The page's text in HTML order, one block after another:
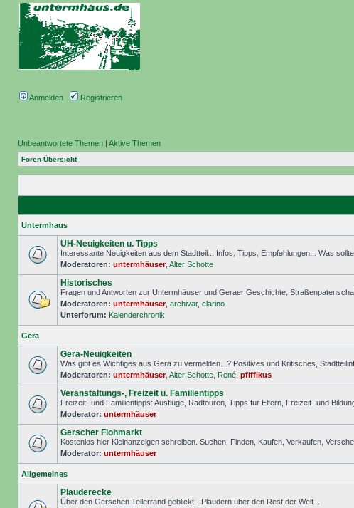
Anmelden Registrieren
Unbeantwortete Themen | Aktive Themen
Foren-Übersicht
Untermhaus
UH-Neuigkeiten u. Tipps
Interessante Neuigkeiten aus dem Stadtteil... Infos, Tipps, Empfehlungen... Was
Moderatoren: untermhäuser, Alter Schotte
Historisches
Fragen und Antworten zur Untermhäuser und Geraer Geschichte,
Moderatoren: untermhäuser, archivar, clarino
Unterforum: Kalenderchronik
Gera
Gera-Neuigkeiten
Was gibt es Wichtiges aus Gera zu vermelden...? Positives und Kritisches,
Moderatoren: untermhäuser, Alter Schotte René pfiffikus
Veranstaltungs-, Freizeit u. Familientipps
Freizeit- und Familientipps: Ausflüge, Radtouren, Tipps für Eltern, Freizeit- und
Moderator: untermhäuser
Gerscher Flohmarkt
Kostenlos hier Kleinanzeigen schreiben. Suchen, Finden, Kaufen, Verkaufen,
Moderator: untermhäuser
Allgemeines
Plauderecke
Über den Gerschen Tellerrand geblickt - Plaudern über den Rest der Welt...